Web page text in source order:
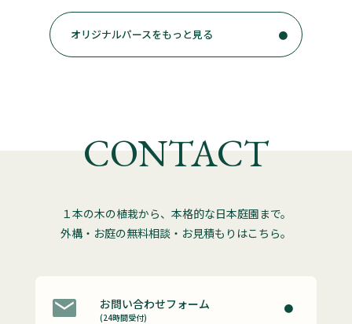
オリジナルパースをもっと見る
CONTACT
１本の木の植栽から、本格的な日本庭園まで。
外構・お庭の無料相談・お見積もりはこちら。
お問い合わせフォーム
(24時間受付)